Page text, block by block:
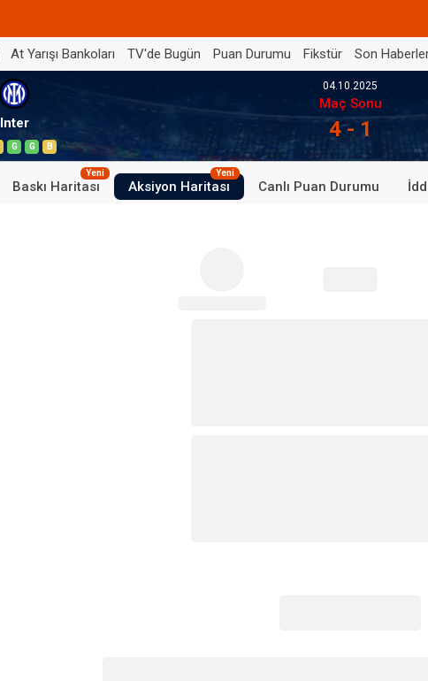
At Yarışı Bankoları TV'de Bugün Puan Durumu Fikstür Son
Inter
G G B
04.10.2025
Maç Sonu
4 - 1
Baskı Haritası
Yeni
Aksiyon Haritası
Yeni
Canlı Puan Durumu